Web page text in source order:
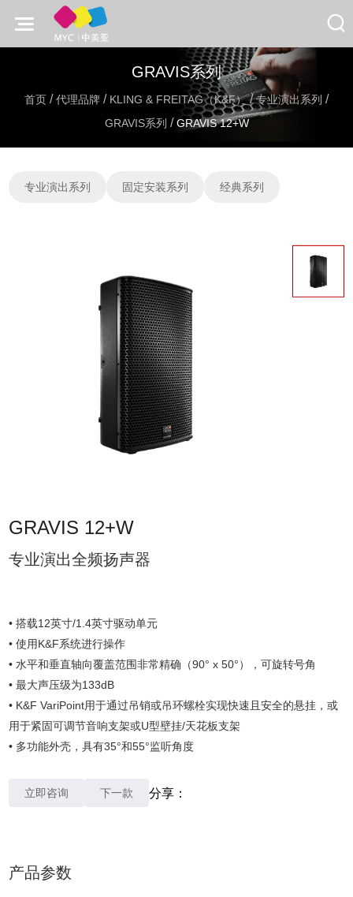
GRAVIS系列
首页 /代理品牌 / KLING & FREITAG（K&F）/专业演出系列 /
GRAVIS系列 /GRAVIS 12+W
专业演出系列 固定安装系列 经典系列
GRAVIS 12+W
专业演出全频扬声器
• 搭载12英寸/1.4英寸驱动单元
• 使用K&F系统进行操作
• 水平和垂直轴向覆盖范围非常精确（90° x 50°），可旋转号角
• 最大声压级为133dB
• K&F VariPoint用于通过吊销或吊环螺栓实现快速且安全的悬挂，或
用于紧固可调节音响支架或U型壁挂/天花板支架
• 多功能外壳，具有35°和55°监听角度
立即咨询 下一款 分享：
产品参数